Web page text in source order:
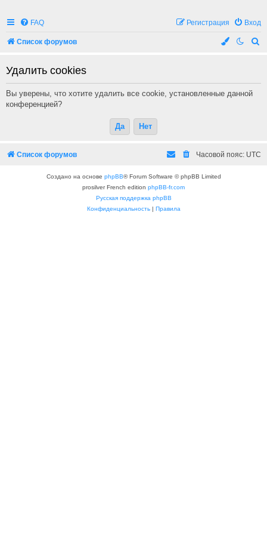
FAQ Вход
Регистрация
Список форумов
Удалить cookies
Вы уверены, что хотите удалить все cookie, установленные данной
конференцией?
Список форумов Часовой пояс: UTC
Создано на основе phpBB® Forum Software © phpBB Limited
prosilver French edition phpBB-fr.com
Русская поддержка phpBB
Конфиденциальность| Правила